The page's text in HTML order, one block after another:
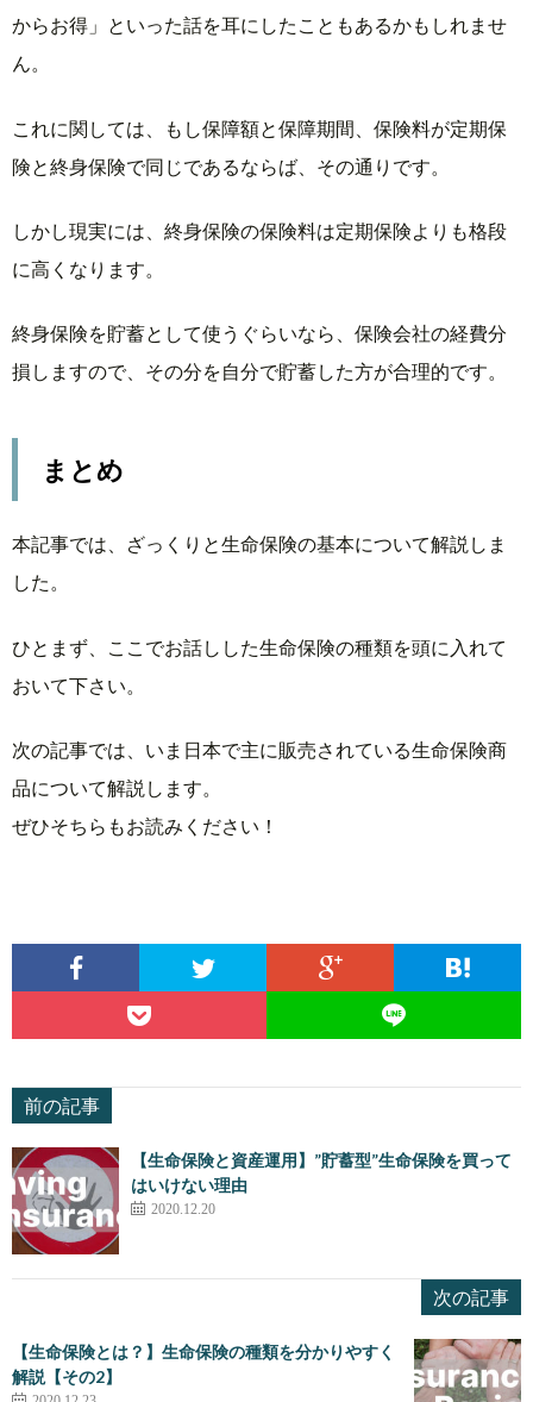
からお得」といった話を耳にしたこともあるかもしれませ
ん。
これに関しては、もし保障額と保障期間、保険料が定期保
険と終身保険で同じであるならば、その通りです。
しかし現実には、終身保険の保険料は定期保険よりも格段
に高くなります。
終身保険を貯蓄として使うぐらいなら、保険会社の経費分
損しますので、その分を自分で貯蓄した方が合理的です。
まとめ
本記事では、ざっくりと生命保険の基本について解説しま
した。
ひとまず、ここでお話しした生命保険の種類を頭に入れて
おいて下さい。
次の記事では、いま日本で主に販売されている生命保険商
品について解説します。
ぜひそちらもお読みください！
前の記事
【生命保険と資産運用】”貯蓄型”生命保険を買って
はいけない理由
2020.12.20
次の記事
【生命保険とは？】生命保険の種類を分かりやすく
解説【その2】
2020.12.23